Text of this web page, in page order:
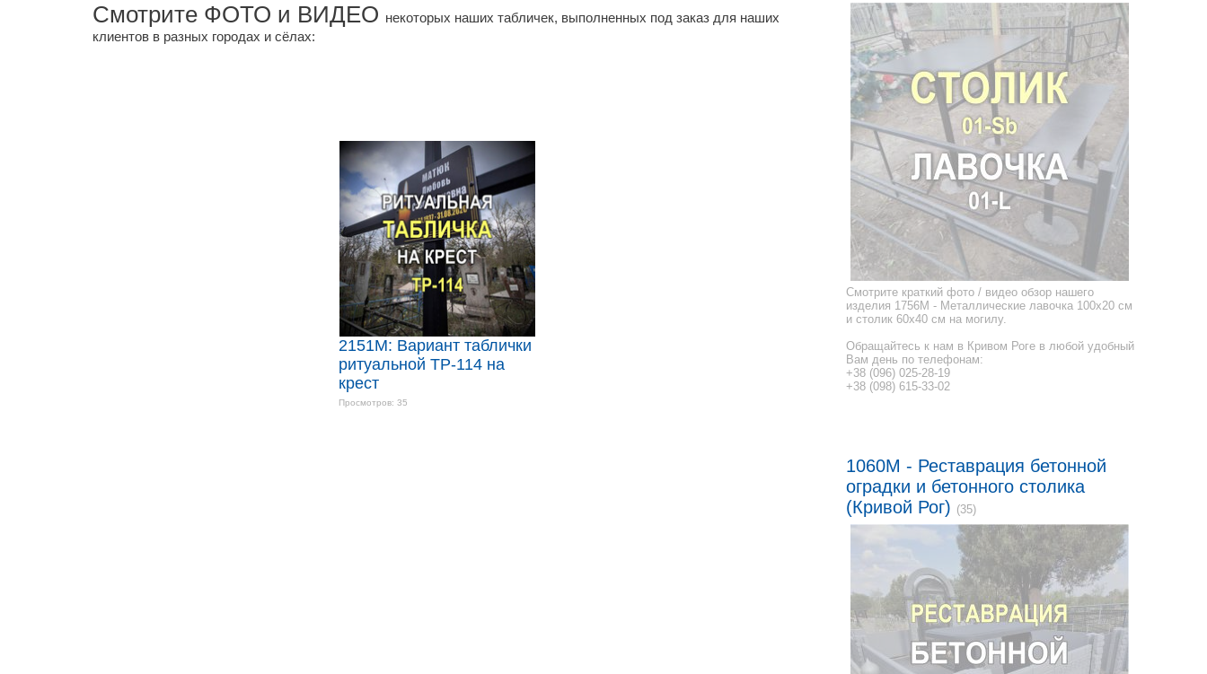
Смотрите ФОТО и ВИДЕО некоторых наших табличек, выполненных под заказ для наших
клиентов в разных городах и сёлах:
2151M: Вариант таблички
ритуальной ТР-114 на
крест
Просмотров: 35
Смотрите краткий фото / видео обзор нашего
изделия 1756M - Металлические лавочка 100x20 см
и столик 60x40 см на могилу.
Обращайтесь к нам в Кривом Роге в любой удобный
Вам день по телефонам:
+38 (096) 025-28-19
+38 (098) 615-33-02
1060M - Реставрация бетонной
оградки и бетонного столика
(Кривой Рог) (35)